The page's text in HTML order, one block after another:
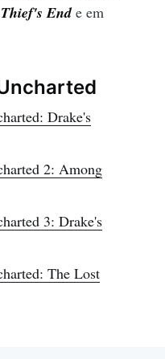
Ende em
Drake's
2: Among
3: Drake's
The Lost